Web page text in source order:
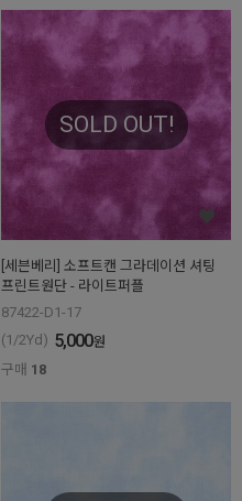
SOLD OUT!
[세븐베리] 소프트캔 그라데이션 셔팅
프린트원단 - 라이트퍼플
87422-D1-17
(1/2Yd) 5,000원
구매 18